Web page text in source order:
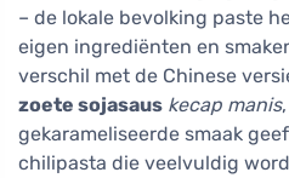
– de lokale bevolking paste
eigen ingrediënten en
verschil met de Chinese
zoete sojasaus kecap manis
gekarameliseerde smaak
chilipasta die veelvuldig